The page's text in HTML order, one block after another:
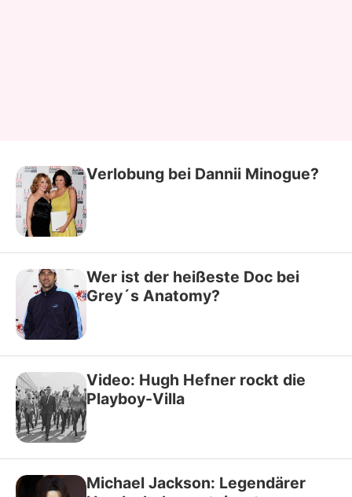
Verlobung bei Dannii Minogue?
Wer ist der heißeste Doc bei
Grey´s Anatomy?
Video: Hugh Hefner rockt die
Playboy-Villa
Michael Jackson: Legendärer